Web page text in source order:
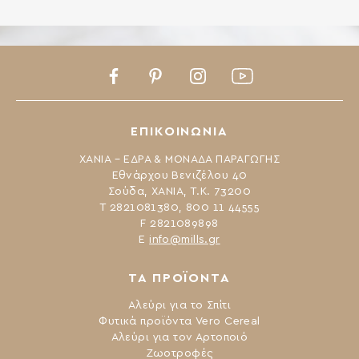
ΤΑ ΠΡΟΪΟΝΤΑ
Αλεύρι για το Σπίτι
Φυτικά προϊόντα Vero Cereal
Αλεύρι για τον Αρτοποιό
Ζωοτροφές
ΕΠΙΚΟΙΝΩΝΙΑ
ΧΑΝΙΑ – ΕΔΡΑ & ΜΟΝΑΔΑ ΠΑΡΑΓΩΓΗΣ
Εθνάρχου Βενιζέλου 40
Σούδα, ΧΑΝΙΑ, Τ.Κ. 73200
Τ 2821081380, 800 11 44555
F 2821089898
Ε info@mills.gr
FacebookPinterestInstagramYoutube